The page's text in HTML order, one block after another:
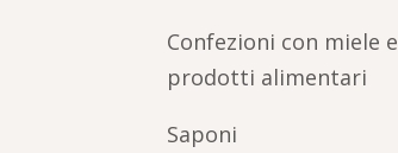
Confezioni con miele e
prodotti alimentari
Saponi